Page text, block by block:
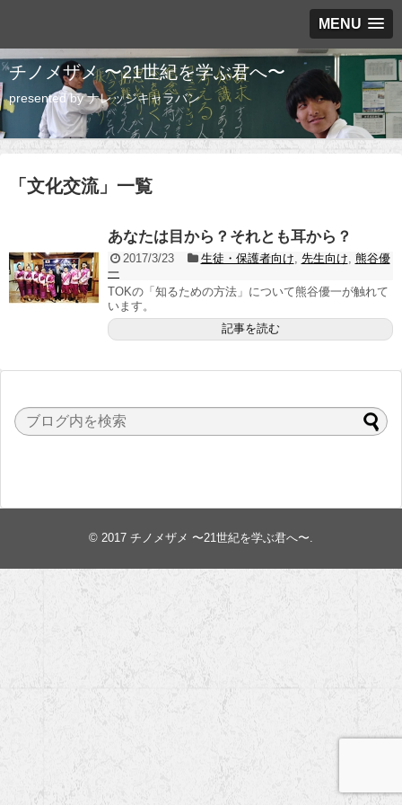
MENU
チノメザメ 〜21世紀を学ぶ君へ〜
presented by ナレッジキャラバン
「 文化交流」 一覧
あなたは目から？それとも耳から？
2017/3/23 生徒・保護者向け 先生向け 熊谷優
一
TOKの「知るための方法」について熊谷優一が触れて
います。
記事を読む
© 2017 チノメザメ 〜21世紀を学ぶ君へ〜